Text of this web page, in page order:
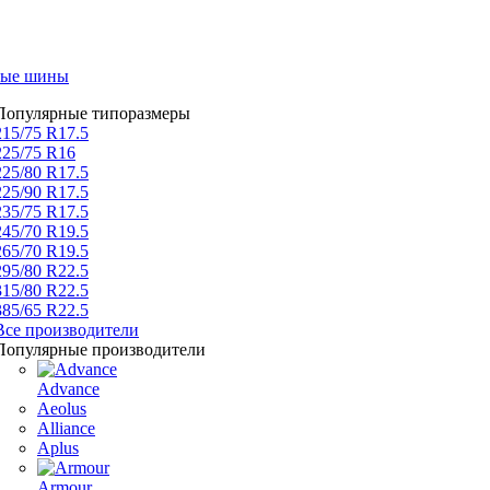
шины
типоразмеры
75 R17.5
75 R16
80 R17.5
90 R17.5
75 R17.5
70 R19.5
70 R19.5
80 R22.5
80 R22.5
65 R22.5
производители
производители
Advance
Aeolus
Alliance
Aplus